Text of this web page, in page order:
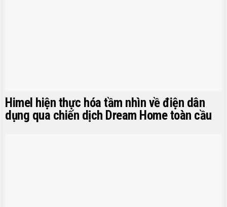
Himel hiện thực hóa tầm nhìn về điện dân
dụng qua chiến dịch Dream Home toàn cầu